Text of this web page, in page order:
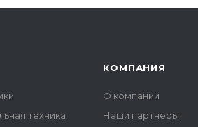
техника
КОМПАНИЯ
О компании
Наши партнеры